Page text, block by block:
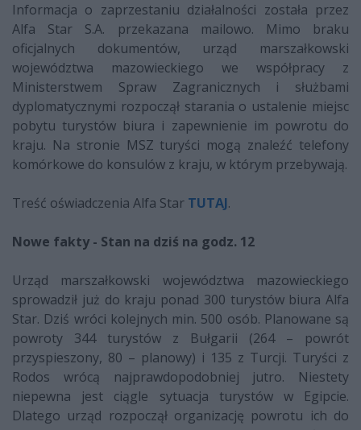
Informacja o zaprzestaniu działalności została przez
Alfa Star S.A. przekazana mailowo. Mimo braku
oficjalnych dokumentów, urząd marszałkowski
województwa mazowieckiego we współpracy z
Ministerstwem Spraw Zagranicznych i służbami
dyplomatycznymi rozpoczął starania o ustalenie miejsc
pobytu turystów biura i zapewnienie im powrotu do
kraju. Na stronie MSZ turyści mogą znaleźć telefony
komórkowe do konsulów z kraju, w którym przebywają.
Treść oświadczenia Alfa Star TUTAJ.
Nowe fakty - Stan na dziś na godz. 12
Urząd marszałkowski województwa mazowieckiego
sprowadził już do kraju ponad 300 turystów biura Alfa
Star. Dziś wróci kolejnych min. 500 osób. Planowane są
powroty 344 turystów z Bułgarii (264 – powrót
przyspieszony, 80 – planowy) i 135 z Turcji. Turyści z
Rodos wrócą najprawdopodobniej jutro. Niestety
niepewna jest ciągle sytuacja turystów w Egipcie.
Dlatego urząd rozpoczął organizację powrotu ich do